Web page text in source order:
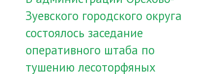
Зуевского городского округа
состоялось заседание
оперативного штаба по
тушению лесоторфяных